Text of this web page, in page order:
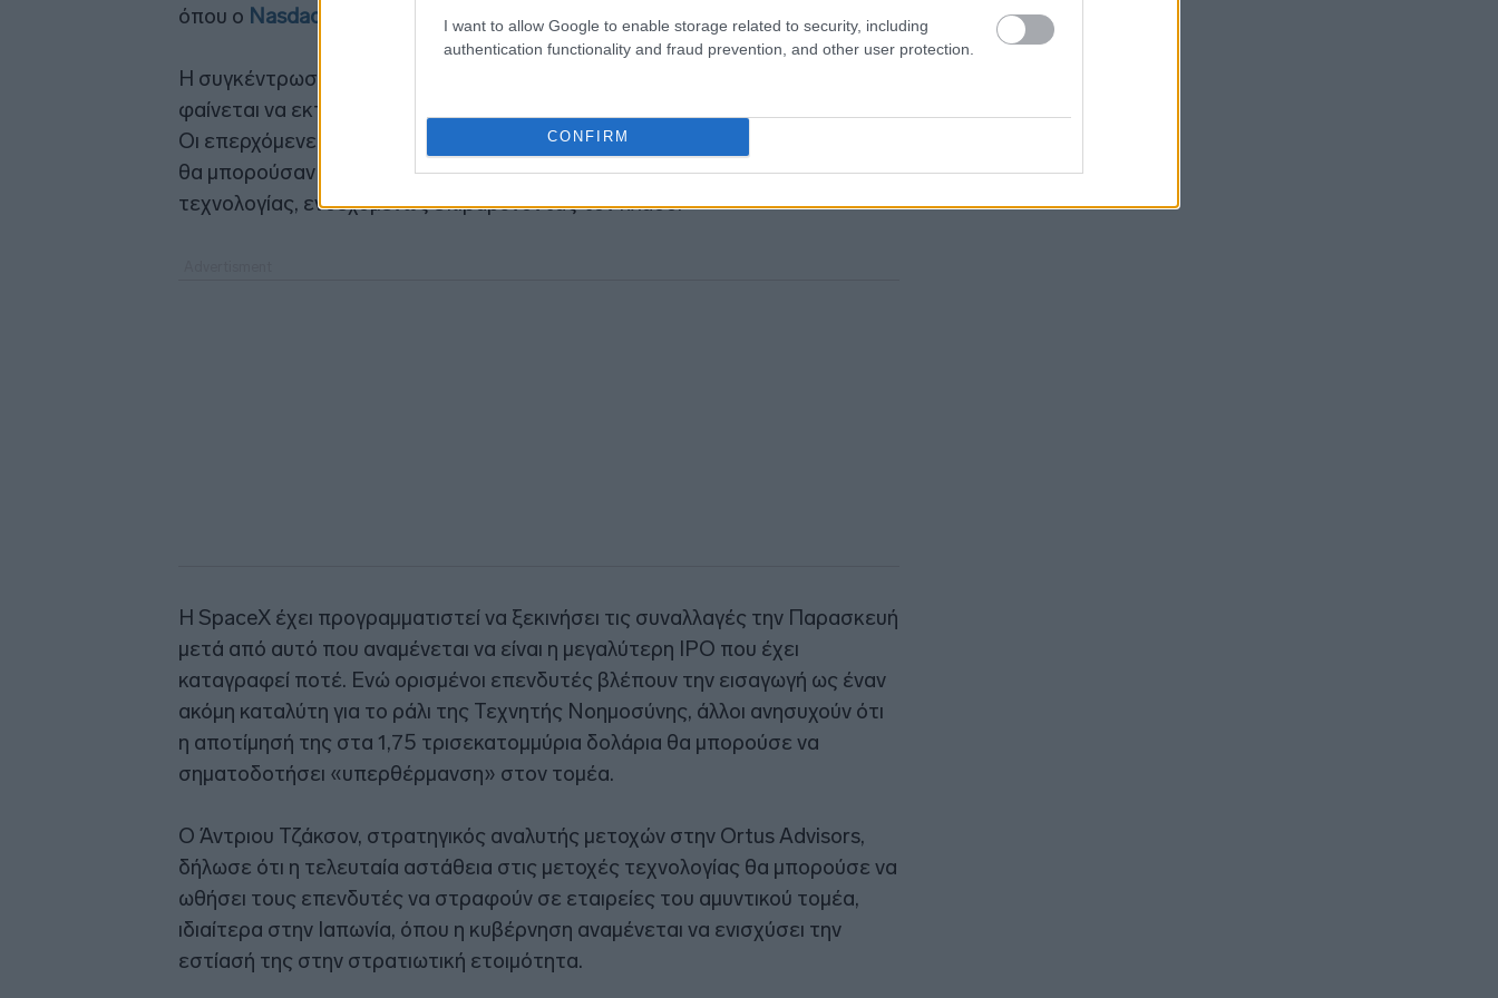
I want to allow Google to enable storage related to security, including
authentication functionality and fraud prevention, and other user protection.
CONFIRM
όπου ο Nasdaq Composite υποχώρησε κατά 0,97%.
Η συγκέντρωση κεφαλαίων που σχετίζεται με την τεχνητή νοημοσύνη
φαίνεται να εκτρέπει χρήματα από τις υπάρχουσες τεχνολογικές μετοχές.
Οι επερχόμενες
δημόσιες εγγραφές των SpaceX, Anthropic και OpenAI
θα μπορούσαν να απορροφήσουν κεφάλαια επενδυτών από εταιρείες
τεχνολογίας, ενδεχομένως επιβαρύνοντας τον κλάδο.
Η SpaceX έχει προγραμματιστεί να ξεκινήσει τις συναλλαγές την Παρασκευή
μετά από αυτό που αναμένεται να είναι η μεγαλύτερη IPO που έχει
καταγραφεί ποτέ. Ενώ ορισμένοι επενδυτές βλέπουν την εισαγωγή ως έναν
ακόμη καταλύτη για το ράλι της Τεχνητής Νοημοσύνης, άλλοι ανησυχούν ότι
η αποτίμησή της στα 1,75 τρισεκατομμύρια δολάρια θα μπορούσε να
σηματοδοτήσει «υπερθέρμανση» στον τομέα.
Ο Άντριου Τζάκσον, στρατηγικός αναλυτής μετοχών στην Ortus Advisors,
δήλωσε ότι η τελευταία αστάθεια στις μετοχές τεχνολογίας θα μπορούσε να
ωθήσει τους επενδυτές να στραφούν σε εταιρείες του αμυντικού τομέα,
ιδιαίτερα στην Ιαπωνία, όπου η κυβέρνηση αναμένεται να ενισχύσει την
εστίασή της στην στρατιωτική ετοιμότητα.